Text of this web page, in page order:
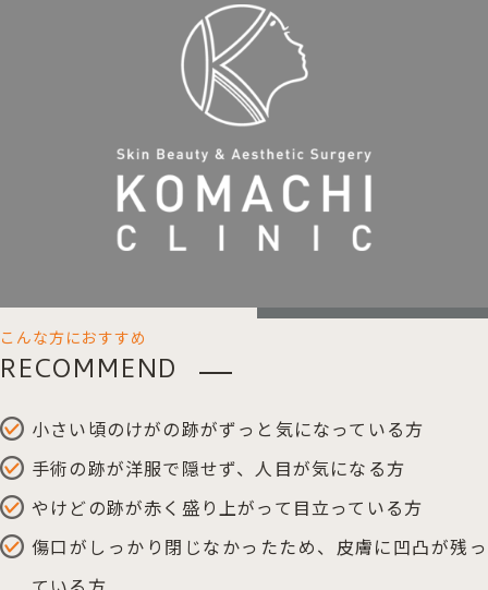
こんな方におすすめ
RECOMMEND
小さい頃のけがの跡がずっと気になっている方
手術の跡が洋服で隠せず、人目が気になる方
やけどの跡が赤く盛り上がって目立っている方
傷口がしっかり閉じなかったため、皮膚に凹凸が残っ